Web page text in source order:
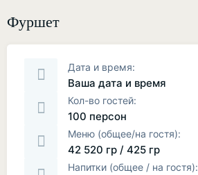
Фуршет
Дата и время:
Ваша дата и время
Кол-во гостей:
100 персон
Меню (общее/на гостя):
42 520 гр / 425 гр
Напитки (общее / на гостя):